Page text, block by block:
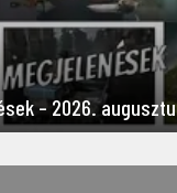
– 2026.